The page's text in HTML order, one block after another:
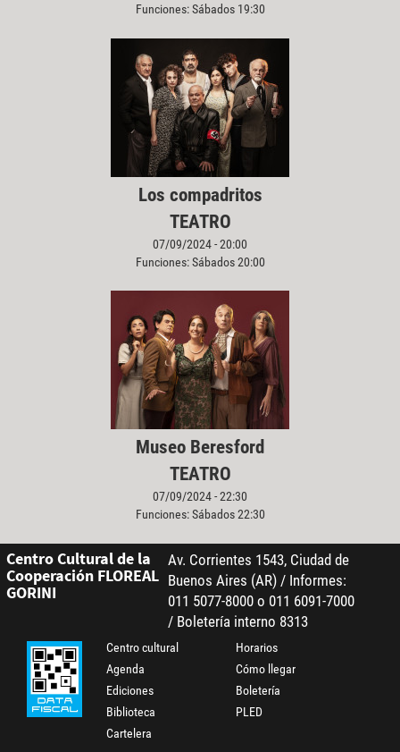
Funciones: Sábados 19:30
Los compadritos
TEATRO
07/09/2024 - 20:00
Funciones: Sábados 20:00
Museo Beresford
TEATRO
07/09/2024 - 22:30
Funciones: Sábados 22:30
Centro Cultural de la
Cooperación FLOREAL
GORINI
Av. Corrientes 1543, Ciudad de
Buenos Aires (AR) / Informes:
011 5077-8000 o 011 6091-7000
/ Boletería interno 8313
Centro cultural
Agenda
Ediciones
Biblioteca
Cartelera
Horarios
Cómo llegar
Boletería
PLED